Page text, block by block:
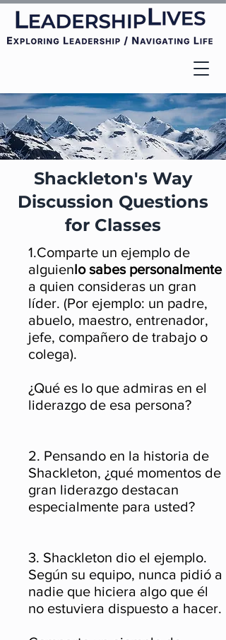
Shackleton's Way
Discussion Questions
for Classes
1.Comparte un ejemplo de
alguienlo sabes personalmente
a quien consideras un gran
líder. (Por ejemplo: un padre,
abuelo, maestro, entrenador,
jefe, compañero de trabajo o
colega).
¿Qué es lo que admiras en el
liderazgo de esa persona?
2. Pensando en la historia de
Shackleton, ¿qué momentos de
gran liderazgo destacan
especialmente para usted?
3. Shackleton dio el ejemplo.
Según su equipo, nunca pidió a
nadie que hiciera algo que él
no estuviera dispuesto a hacer.